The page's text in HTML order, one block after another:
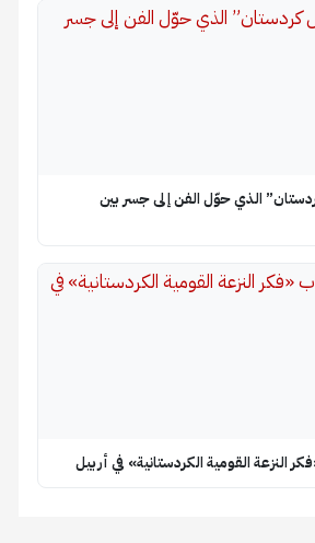
الذي حوّل الفن إلى جسر بين
النزعة القومية الكردستانية» في أربيل